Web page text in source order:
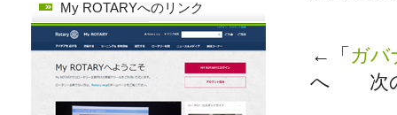
←「 ガバ
へ 次の
My ROTARYへのリンク